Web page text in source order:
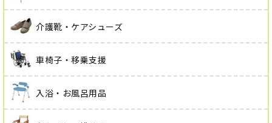
介護靴・ケアシューズ
車椅子・移乗支援
入浴・お風呂用品